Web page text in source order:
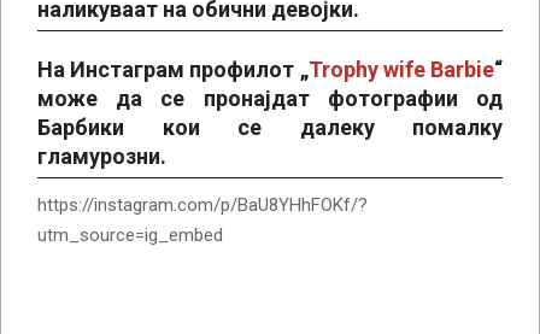
наликуваат на обични девојки.
На Инстаграм профилот „Trophy wife Barbie“
може да се пронајдат фотографии од
Барбики кои се далеку помалку
гламурозни.
https://instagram.com/p/BaU8YHhFOKf/?
utm_source=ig_embed